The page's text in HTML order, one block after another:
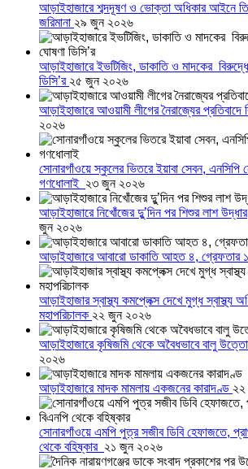
আড়াইহাজারে শব্দদূষণ ও ভোক্তা অধিকার আইনে
জরিমানা ২৯ জুন ২০২৬
আড়াইহাজারে ইভটিজিং, ডাকাতি ও মাদকের
ডিসি’র ২৫ জুন ২০২৬
আড়াইহাজারে আওয়ামী লীগের নৈরাজ্যের প্রতিবাদে
২০২৬
সোনারগাঁওয়ে স্কুলের ভিতরে ইয়াবা সেবন, এনসিপি
গণধোলাই ২৩ জুন ২০২৬
আড়াইহাজারে নিখোঁজের দুু’দিন পর শিশুর লাশ উদ্ধার,
জুন ২০২৬
আড়াইহাজারে আবারো ডাকাতি আহত ৪, গ্রেফতার ১
আড়াইহাজার স্বাস্থ্য কমপ্লেক্স দেখে মুগ্ধ স্বাস্থ্য
মহাপরিচালক ২২ জুন ২০২৬
আড়াইহাজারে কৃষিজমি থেকে অবৈধভাবে বালু
২০২৬
আড়াইহাজারে মাদক মামলায় একজনের কারাদণ্ড
সোনারগাঁওয়ে এমপি পুত্র সজীব ডিবি হেফাজতে,
থেকে বহিষ্কার ২১ জুন ২০২৬